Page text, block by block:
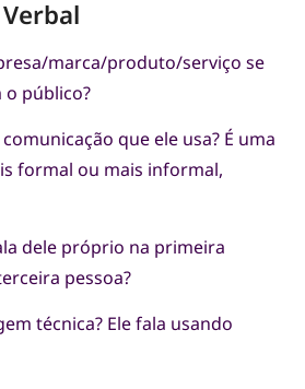
marca/produto/serviço se
o público?
que ele usa? É uma
formal ou mais informal,
dele próprio na primeira
pessoa?
técnica? Ele fala usando